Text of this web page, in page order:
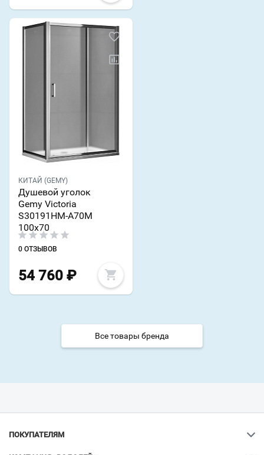
КИТАЙ (GEMY)
Душевой уголок
Gemy Victoria
S30191HM-A70M
100x70
0 ОТЗЫВОВ
54 760 ₽
Все товары бренда
ПОКУПАТЕЛЯМ